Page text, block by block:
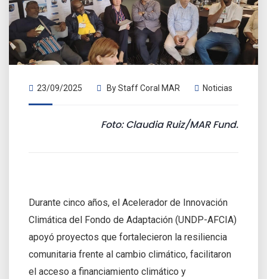
23/09/2025 ByStaff Coral MAR Noticias
Foto: Claudia Ruiz/MAR Fund.
Durante cinco años, el Acelerador de Innovación
Climática del Fondo de Adaptación (UNDP-AFCIA)
apoyó proyectos que fortalecieron la resiliencia
comunitaria frente al cambio climático, facilitaron
el acceso a financiamiento climático y